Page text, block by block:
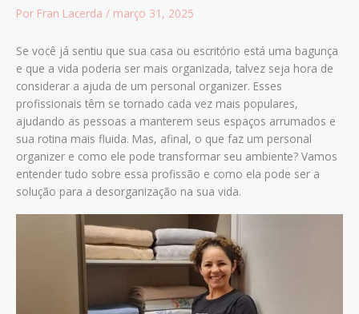
Por Fran Lacerda / março 31, 2025
Se você já sentiu que sua casa ou escritório está uma bagunça
e que a vida poderia ser mais organizada, talvez seja hora de
considerar a ajuda de um personal organizer. Esses
profissionais têm se tornado cada vez mais populares,
ajudando as pessoas a manterem seus espaços arrumados e
sua rotina mais fluida. Mas, afinal, o que faz um personal
organizer e como ele pode transformar seu ambiente? Vamos
entender tudo sobre essa profissão e como ela pode ser a
solução para a desorganização na sua vida.